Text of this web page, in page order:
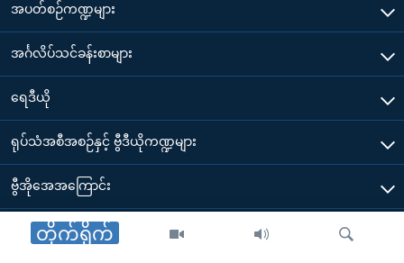
တိုက်ရိုက်
အပတ်စဉ်ကဏ္ဍများ
အင်္ဂလိပ်သင်ခန်းစာများ
ရေဒီယို
ရုပ်သံအစီအစဉ်နှင့် ဗွီဒီယိုကဏ္ဍများ
ဗွီအိုအေအကြောင်း
ဗွီအိုအေ မိုဘိုင်းလ်အက်ပ်များ ဒေါင်းလုတ်ယူရန်